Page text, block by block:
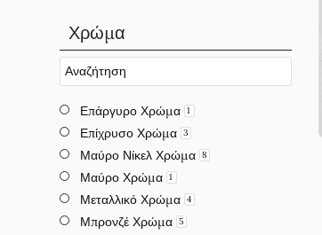
Χρώμα
Επάργυρο Χρώμα 1
Επίχρυσο Χρώμα 3
Μαύρο Νίκελ Χρώμα 8
Μαύρο Χρώμα 1
Μεταλλικό Χρώμα 4
Μπρονζέ Χρώμα 5